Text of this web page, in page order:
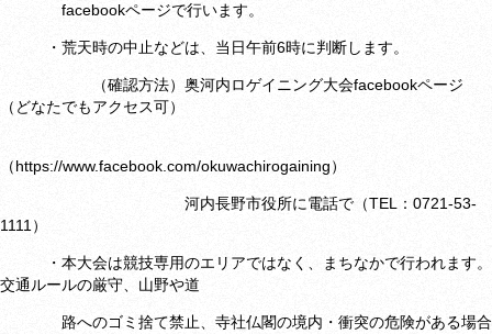
facebookページで行います。
・荒天時の中止などは、当日午前6時に判断します。
（確認方法）奥河内ロゲイニング大会facebookページ
（どなたでもアクセス可）
（https://www.facebook.com/okuwachirogaining）
河内長野市役所に電話で（TEL：0721-53-
1111）
・本大会は競技専用のエリアではなく、まちなかで行われます。
交通ルールの厳守、山野や道
路へのゴミ捨て禁止、寺社仏閣の境内・衝突の危険がある場合